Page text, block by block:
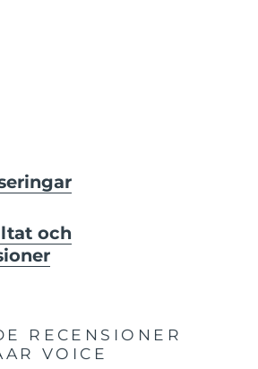
och
RECENSIONER
VOICE